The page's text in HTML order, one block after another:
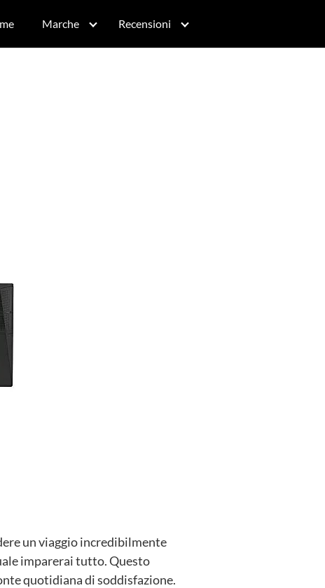
Marche Recensioni
un viaggio incredibilmente
imparerai tutto. Questo
quotidiana di soddisfazione.